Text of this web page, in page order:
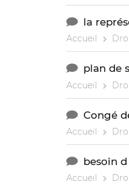
la
Accueil
plan de
Accueil
Congé
Accueil
besoin
Accueil